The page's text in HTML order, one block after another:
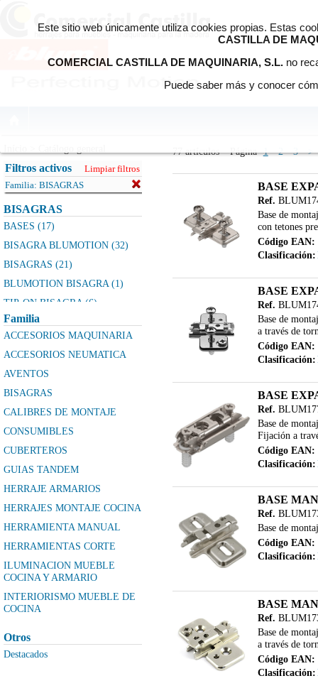
Filtros activos
Limpiar filtros
Familia: BISAGRAS
BISAGRAS
BASES (17)
BISAGRA BLUMOTION (32)
BISAGRAS (21)
BLUMOTION BISAGRA (1)
TIP-ON BISAGRA (6)
Familia
ACCESORIOS MAQUINARIA
ACCESORIOS NEUMATICA
AVENTOS
BISAGRAS
CALIBRES DE MONTAJE
CONSUMIBLES
CUBERTEROS
GUIAS TANDEM
HERRAJE ARMARIOS
HERRAJES MONTAJE COCINA
HERRAMIENTA MANUAL
HERRAMIENTAS CORTE
ILUMINACION MUEBLE
COCINA Y ARMARIO
INTERIORISMO MUEBLE DE
COCINA
MAQUINARIA PESADA
Otros
Destacados
Página 1 2 3 >
77 artículos
BASE
Ref.
Base de
con tetones
Código EAN:
Clasificación:
BASE
Ref.
Base de
a través de
Código EAN:
Clasificación:
BASE
Ref.
Base de
Fijación a
Código EAN:
Clasificación:
BASE
Ref.
Base de
Código EAN:
Clasificación:
BASE
Ref.
Base de
a través de
Código EAN:
Clasificación:
Este sitio web únicamente utiliza cookies propias. Estas
CASTILLA DE
COMERCIAL CASTILLA DE MAQUINARIA, S.L.no
Puede saber más y conocer